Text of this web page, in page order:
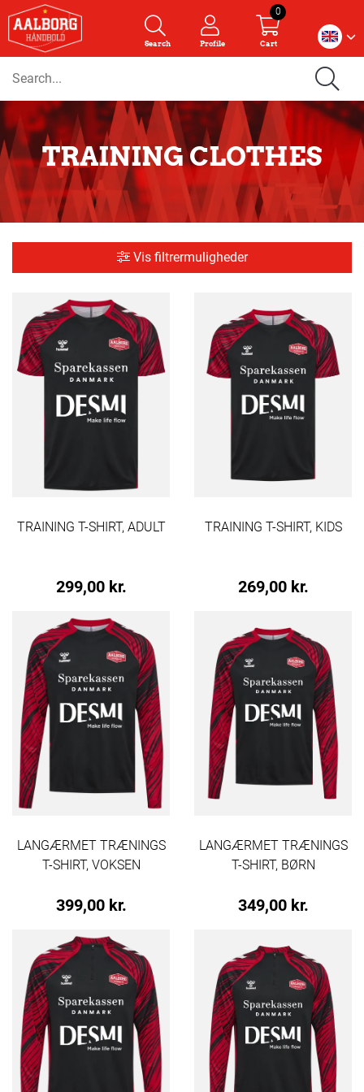
Search Profile Cart
0
TRAINING CLOTHES
Vis filtrermuligheder
TRAINING T-SHIRT, ADULT
299,00 kr.
TRAINING T-SHIRT, KIDS
269,00 kr.
LANGÆRMET TRÆNINGS
T-SHIRT, VOKSEN
399,00 kr.
LANGÆRMET TRÆNINGS
T-SHIRT, BØRN
349,00 kr.